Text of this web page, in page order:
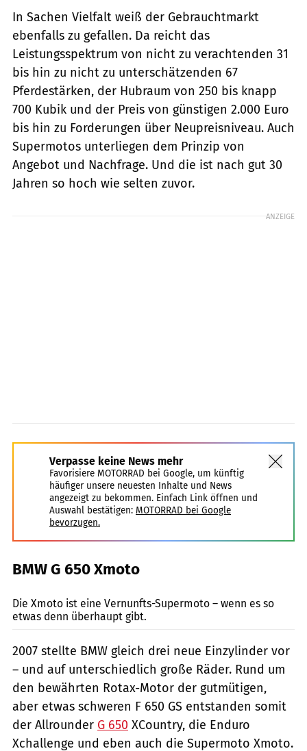
In Sachen Vielfalt weiß der Gebrauchtmarkt
ebenfalls zu gefallen. Da reicht das
Leistungsspektrum von nicht zu verachtenden 31
bis hin zu nicht zu unterschätzenden 67
Pferdestärken, der Hubraum von 250 bis knapp
700 Kubik und der Preis von günstigen 2.000 Euro
bis hin zu Forderungen über Neupreisniveau. Auch
Supermotos unterliegen dem Prinzip von
Angebot und Nachfrage. Und die ist nach gut 30
Jahren so hoch wie selten zuvor.
ANZEIGE
Verpasse keine News mehr
Favorisiere MOTORRAD bei Google, um künftig
häufiger unsere neuesten Inhalte und News
angezeigt zu bekommen. Einfach Link öffnen und
Auswahl bestätigen: MOTORRAD bei Google
bevorzugen.
BMW G 650 Xmoto
Die Xmoto ist eine Vernunfts-Supermoto – wenn es so
etwas denn überhaupt gibt.
2007 stellte BMW gleich drei neue Einzylinder vor
– und auf unterschiedlich große Räder. Rund um
den bewährten Rotax-Motor der gutmütigen,
aber etwas schweren F 650 GS entstanden somit
der Allrounder G 650 XCountry, die Enduro
Xchallenge und eben auch die Supermoto Xmoto.